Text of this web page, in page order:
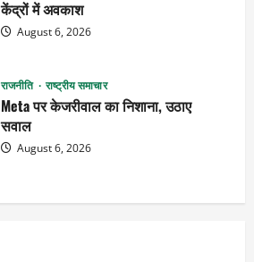
केंद्रों में अवकाश
August 6, 2026
राजनीति राष्ट्रीय समाचार
Meta पर केजरीवाल का निशाना, उठाए
सवाल
August 6, 2026